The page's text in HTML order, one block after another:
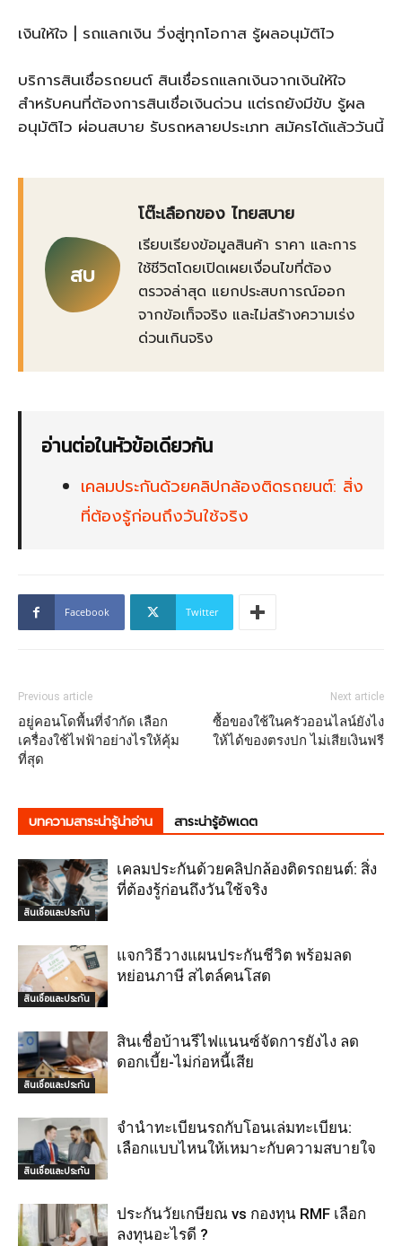
เงินให้ใจ | รถแลกเงิน วิ่งสู่ทุกโอกาส รู้ผลอนุมัติไว
บริการสินเชื่อรถยนต์ สินเชื่อรถแลกเงินจากเงินให้ใจ
สำหรับคนที่ต้องการสินเชื่อเงินด่วน แต่รถยังมีขับ รู้ผล
อนุมัติไว ผ่อนสบาย รับรถหลายประเภท สมัครได้แล้ววันนี้
สบ
โต๊ะเลือกของ ไทยสบาย
เรียบเรียงข้อมูลสินค้า ราคา และการ
ใช้ชีวิตโดยเปิดเผยเงื่อนไขที่ต้อง
ตรวจล่าสุด แยกประสบการณ์ออก
จากข้อเท็จจริง และไม่สร้างความเร่ง
ด่วนเกินจริง
อ่านต่อในหัวข้อเดียวกัน
เคลมประกันด้วยคลิปกล้องติดรถยนต์: สิ่ง
ที่ต้องรู้ก่อนถึงวันใช้จริง
Facebook Twitter
Previous article
อยู่คอนโดพื้นที่จำกัด เลือก
เครื่องใช้ไฟฟ้าอย่างไรให้คุ้ม
ที่สุด
Next article
ซื้อของใช้ในครัวออนไลน์ยังไง
ให้ได้ของตรงปก ไม่เสียเงินฟรี
บทความสาระน่ารู้น่าอ่าน สาระน่ารู้อัพเดต
สินเชื่อและประกัน
เคลมประกันด้วยคลิปกล้องติดรถยนต์: สิ่ง
ที่ต้องรู้ก่อนถึงวันใช้จริง
สินเชื่อและประกัน
แจกวิธีวางแผนประกันชีวิต พร้อมลด
หย่อนภาษี สไตล์คนโสด
สินเชื่อและประกัน
สินเชื่อบ้านรีไฟแนนซ์จัดการยังไง ลด
ดอกเบี้ย-ไม่ก่อหนี้เสีย
สินเชื่อและประกัน
จำนำทะเบียนรถกับโอนเล่มทะเบียน:
เลือกแบบไหนให้เหมาะกับความสบายใจ
ประกันวัยเกษียณ vs กองทุน RMF เลือก
ลงทุนอะไรดี ?